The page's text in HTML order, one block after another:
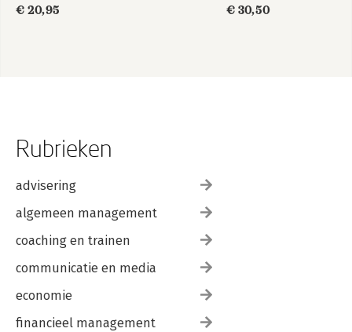
€ 20,95
€ 30,50
Rubrieken
advisering
algemeen management
coaching en trainen
communicatie en media
economie
financieel management